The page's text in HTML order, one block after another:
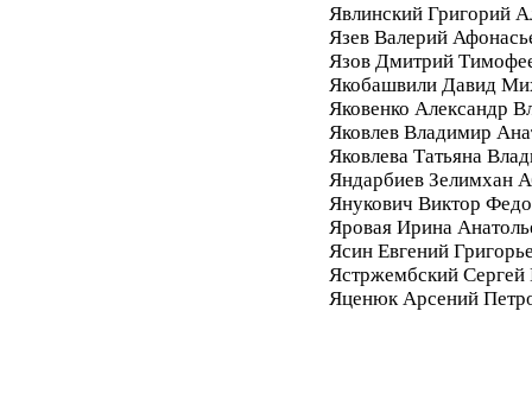
Явлинский Григорий
Язев Валерий
Язов Дмитрий
Якобашвили Давид
Яковенко Александр
Яковлев Владимир
Яковлева Татьяна
Яндарбиев Зелимхан
Янукович Виктор
Яровая Ирина
Ясин Евгений
Ястржембский
Яценюк Арсений